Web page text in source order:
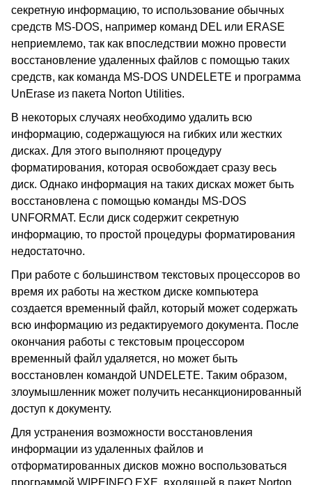
секретную информацию, то использование обычных
средств MS-DOS, например команд DEL или ERASE
неприемлемо, так как впоследствии можно провести
восстановление удаленных файлов с помощью таких
средств, как команда MS-DOS UNDELETE и программа
UnErase из пакета Norton Utilities.
В некоторых случаях необходимо удалить всю
информацию, содержащуюся на гибких или жестких
дисках. Для этого выполняют процедуру
форматирования, которая освобождает сразу весь
диск. Однако информация на таких дисках может быть
восстановлена с помощью команды MS-DOS
UNFORMAT. Если диск содержит секретную
информацию, то простой процедуры форматирования
недостаточно.
При работе с большинством текстовых процессоров во
время их работы на жестком диске компьютера
создается временный файл, который может содержать
всю информацию из редактируемого документа. После
окончания работы с текстовым процессором
временный файл удаляется, но может быть
восстановлен командой UNDELETE. Таким образом,
злоумышленник может получить несанкционированный
доступ к документу.
Для устранения возможности восстановления
информации из удаленных файлов и
отформатированных дисков можно воспользоваться
программой WIPEINFO.EXE, входящей в пакет Norton